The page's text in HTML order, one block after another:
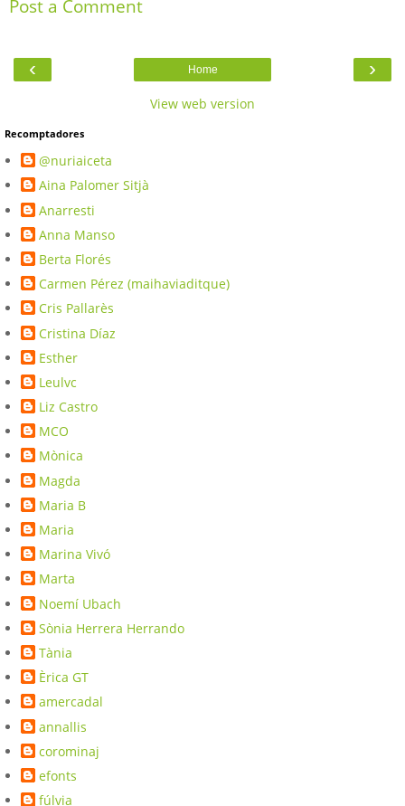
Post a Comment
‹ ›
Home
View web version
Recomptadores
@nuriaiceta
Aina Palomer Sitjà
Anarresti
Anna Manso
Berta Florés
Carmen Pérez (maihaviaditque)
Cris Pallarès
Cristina Díaz
Esther
Leulvc
Liz Castro
MCO
Mònica
Magda
Maria B
Maria
Marina Vivó
Marta
Noemí Ubach
Sònia Herrera Herrando
Tània
Èrica GT
amercadal
annallis
corominaj
efonts
fúlvia